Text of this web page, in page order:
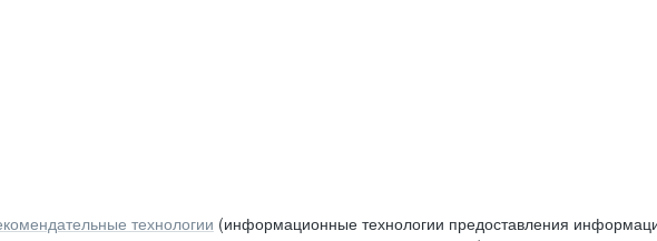
технологии (информационные технологии предоставления